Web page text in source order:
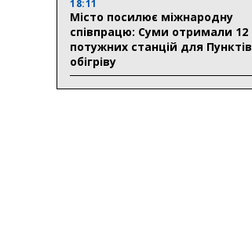
18:11
Місто посилює міжнародну
співпрацю: Суми отримали 12
потужних станцій для Пунктів
обігріву